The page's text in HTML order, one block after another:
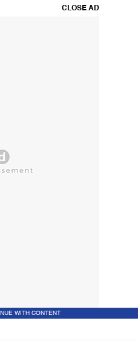
CLOSE AD
WITH CONTENT